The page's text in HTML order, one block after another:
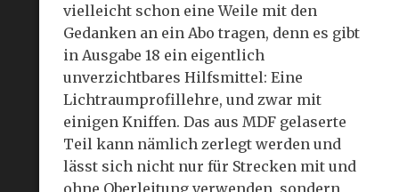
vielleicht schon eine Weile mit den
Gedanken an ein Abo tragen, denn es gibt
in Ausgabe 18 ein eigentlich
unverzichtbares Hilfsmittel: Eine
Lichtraumprofillehre, und zwar mit
einigen Kniffen. Das aus MDF gelaserte
Teil kann nämlich zerlegt werden und
lässt sich nicht nur für Strecken mit und
ohne Oberleitung verwenden, sondern